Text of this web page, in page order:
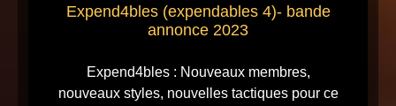
Expend4bles (expendables 4)- bande
annonce 2023
Expend4bles : Nouveaux membres,
nouveaux styles, nouvelles tactiques pour ce